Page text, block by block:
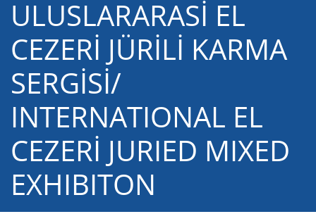
ULUSLARARASİ EL
CEZERİ JÜRİLİ KARMA
SERGİSİ/
INTERNATIONAL EL
CEZERİ JURIED MIXED
EXHIBITON